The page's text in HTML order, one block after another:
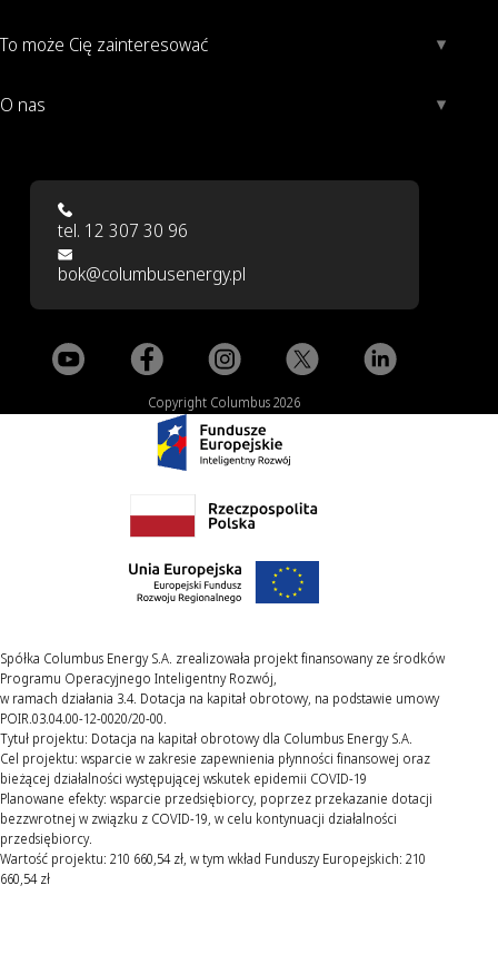
To może Cię zainteresować
O nas
tel. 12 307 30 96
bok@columbusenergy.pl
Copyright Columbus 2026
Spółka Columbus Energy S.A. zrealizowała projekt finansowany ze środków
Programu Operacyjnego Inteligentny Rozwój,
w ramach działania 3.4. Dotacja na kapitał obrotowy, na podstawie umowy
POIR.03.04.00-12-0020/20-00.
Tytuł projektu: Dotacja na kapitał obrotowy dla Columbus Energy S.A.
Cel projektu: wsparcie w zakresie zapewnienia płynności finansowej oraz
bieżącej działalności występującej wskutek epidemii COVID-19
Planowane efekty: wsparcie przedsiębiorcy, poprzez przekazanie dotacji
bezzwrotnej w związku z COVID-19, w celu kontynuacji działalności
przedsiębiorcy.
Wartość projektu: 210 660,54 zł, w tym wkład Funduszy Europejskich: 210
660,54 zł